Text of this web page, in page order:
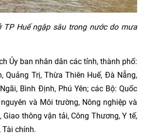
Huế ngập sâu trong nước do mưa
Ủy ban nhân dân các tỉnh, thành phố:
Quảng Trị, Thừa Thiên Huế, Đà Nẵng,
Bình Định, Phú Yên; các Bộ: Quốc
và Môi trường, Nông nghiệp và
Giao thông vận tải, Công Thương, Y tế,
Tài chính.